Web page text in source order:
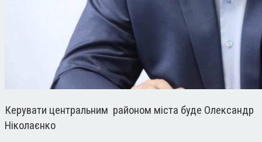
Керувати центральним районом міста буде Олександр
Ніколаєнко